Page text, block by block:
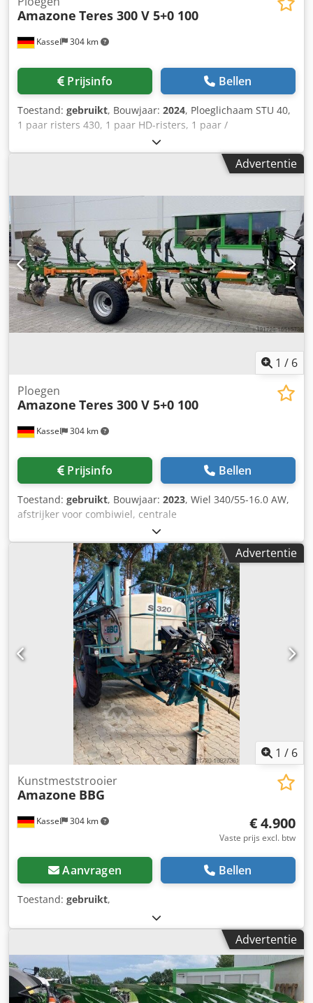
Kassel 304 km
Amazone Teres 300 V 5+0 100
Prijsinfo Bellen
Toestand: gebruikt, Bouwjaar: 2024, Ploeglichaam STU 40,
1 paar risters 430, 1 paar HD-risters, 1 paar /
voorschoffelsteel voor framehoogte 80 voor hydraulische
overbelastingsbeveiliging voorschoffel M2, 1 paar /
schijfkouterhouder schijfkouter D 500 gekarteld
Ajt A Udyehasa
Advertentie
1 / 6
Kassel 304 km
Ploegen
Amazone Teres 300 V 5+0 100
Prijsinfo Bellen
Toestand: gebruikt, Bouwjaar: 2023, Wiel 340/55-16.0 AW,
afstrijker voor combiwiel, centrale
ontlastingsdrukverstelling / ploeglichaam STU 40,
schaarblad 430, HD-schaarpunt, gekarteld schijfkouters D
500, 1x gekarteld / voorbereiding voor verlichting / Cjdpfx
Ahst Eay Eoasha
Advertentie
1 / 6
Kassel 304 km
Kunstmeststrooier
Amazone BBG
€ 4.900
Vaste prijs excl. btw
Aanvragen Bellen
Toestand: gebruikt,
Advertentie